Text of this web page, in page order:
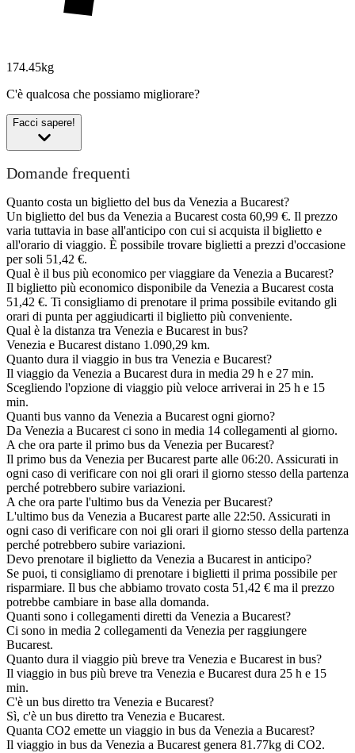
174.45kg
C'è qualcosa che possiamo migliorare?
Facci sapere!
Domande frequenti
Quanto costa un biglietto del bus da Venezia a Bucarest?
Un biglietto del bus da Venezia a Bucarest costa 60,99 €. Il prezzo
varia tuttavia in base all'anticipo con cui si acquista il biglietto e
all'orario di viaggio. È possibile trovare biglietti a prezzi d'occasione
per soli 51,42 €.
Qual è il bus più economico per viaggiare da Venezia a Bucarest?
Il biglietto più economico disponibile da Venezia a Bucarest costa
51,42 €. Ti consigliamo di prenotare il prima possibile evitando gli
orari di punta per aggiudicarti il biglietto più conveniente.
Qual è la distanza tra Venezia e Bucarest in bus?
Venezia e Bucarest distano 1.090,29 km.
Quanto dura il viaggio in bus tra Venezia e Bucarest?
Il viaggio da Venezia a Bucarest dura in media 29 h e 27 min.
Scegliendo l'opzione di viaggio più veloce arriverai in 25 h e 15
min.
Quanti bus vanno da Venezia a Bucarest ogni giorno?
Da Venezia a Bucarest ci sono in media 14 collegamenti al giorno.
A che ora parte il primo bus da Venezia per Bucarest?
Il primo bus da Venezia per Bucarest parte alle 06:20. Assicurati in
ogni caso di verificare con noi gli orari il giorno stesso della partenza
perché potrebbero subire variazioni.
A che ora parte l'ultimo bus da Venezia per Bucarest?
L'ultimo bus da Venezia a Bucarest parte alle 22:50. Assicurati in
ogni caso di verificare con noi gli orari il giorno stesso della partenza
perché potrebbero subire variazioni.
Devo prenotare il biglietto da Venezia a Bucarest in anticipo?
Se puoi, ti consigliamo di prenotare i biglietti il prima possibile per
risparmiare. Il bus che abbiamo trovato costa 51,42 € ma il prezzo
potrebbe cambiare in base alla domanda.
Quanti sono i collegamenti diretti da Venezia a Bucarest?
Ci sono in media 2 collegamenti da Venezia per raggiungere
Bucarest.
Quanto dura il viaggio più breve tra Venezia e Bucarest in bus?
Il viaggio in bus più breve tra Venezia e Bucarest dura 25 h e 15
min.
C'è un bus diretto tra Venezia e Bucarest?
Sì, c'è un bus diretto tra Venezia e Bucarest.
Quanta CO2 emette un viaggio in bus da Venezia a Bucarest?
Il viaggio in bus da Venezia a Bucarest genera 81.77kg di CO2.